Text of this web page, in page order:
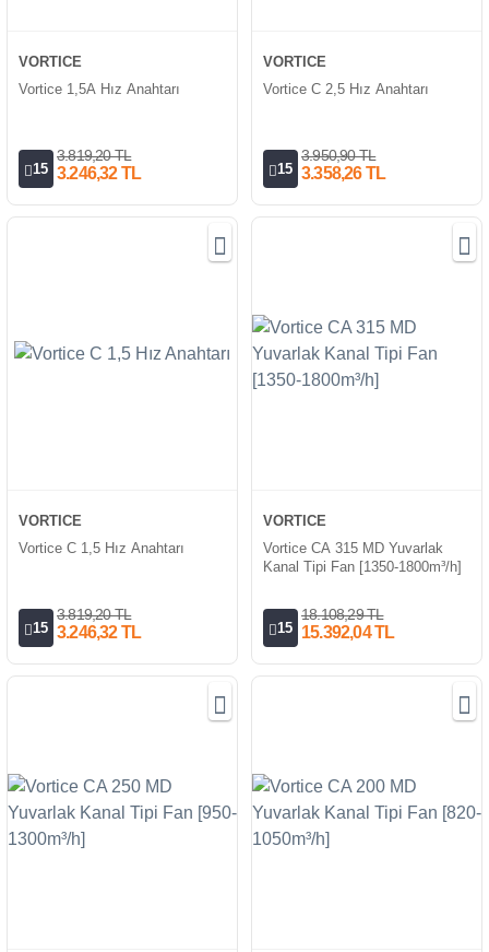
VORTICE
Vortice 1,5A Hız Anahtarı
15
3.819,20 TL
3.246,32 TL
VORTICE
Vortice C 2,5 Hız Anahtarı
15
3.950,90 TL
3.358,26 TL
VORTICE
Vortice C 1,5 Hız Anahtarı
15
3.819,20 TL
3.246,32 TL
VORTICE
Vortice CA 315 MD Yuvarlak
Kanal Tipi Fan [1350-1800m³/h]
15
18.108,29 TL
15.392,04 TL